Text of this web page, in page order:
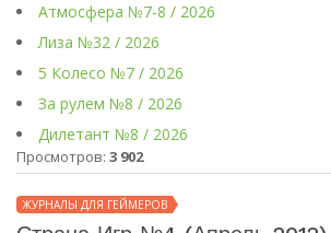
Атмосфера №7-8 / 2026
Лиза №32 / 2026
5 Колесо №7 / 2026
За рулем №8 / 2026
Дилетант №8 / 2026
Просмотров: 3 902
ЖУРНАЛЫ ДЛЯ ГЕЙМЕРОВ